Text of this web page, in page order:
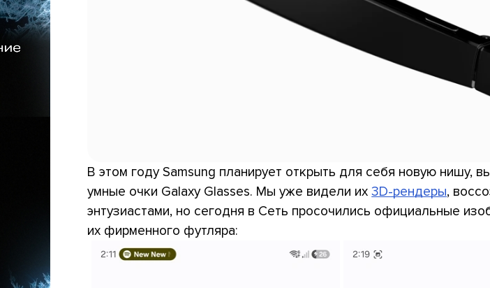
В этом году Samsung планирует открыть для себя новую нишу,
умные очки Galaxy Glasses. Мы уже видели их3D-рендеры,
энтузиастами, но сегодня в Сеть просочились официальные
их фирменного футляра: